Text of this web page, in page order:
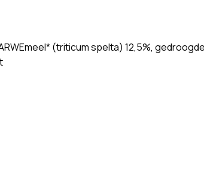
(triticum spelta) 12,5%,